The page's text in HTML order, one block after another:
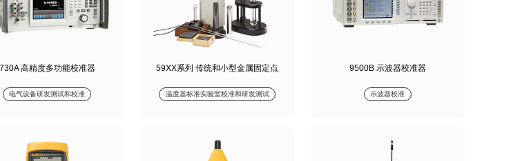
高精度多功能校准器
电气设备研发测试和校准
59XX系列 传统和小型金属固定点
温度基标准实验室校准和研发测试
9500B 示波器校准器
示波器校准